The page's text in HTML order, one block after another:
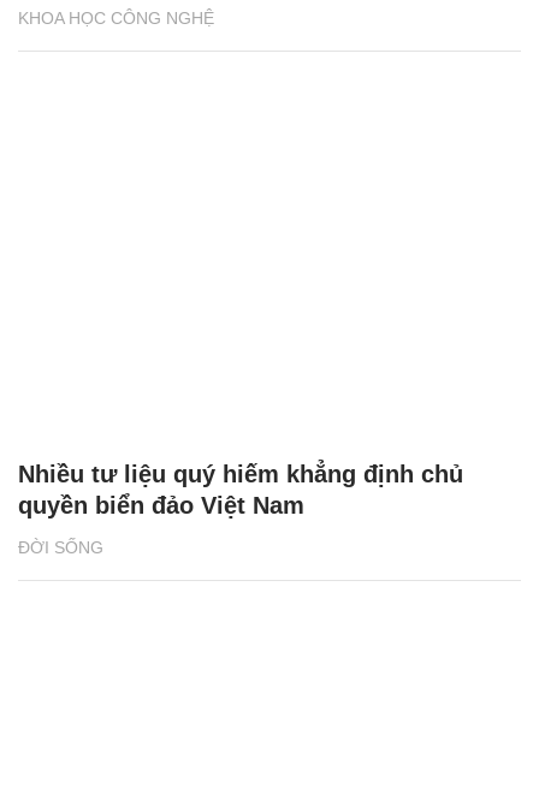
KHOA HỌC CÔNG NGHỆ
ĐỜI SỐNG
Nhiều tư liệu quý hiếm khẳng định chủ
quyền biển đảo Việt Nam